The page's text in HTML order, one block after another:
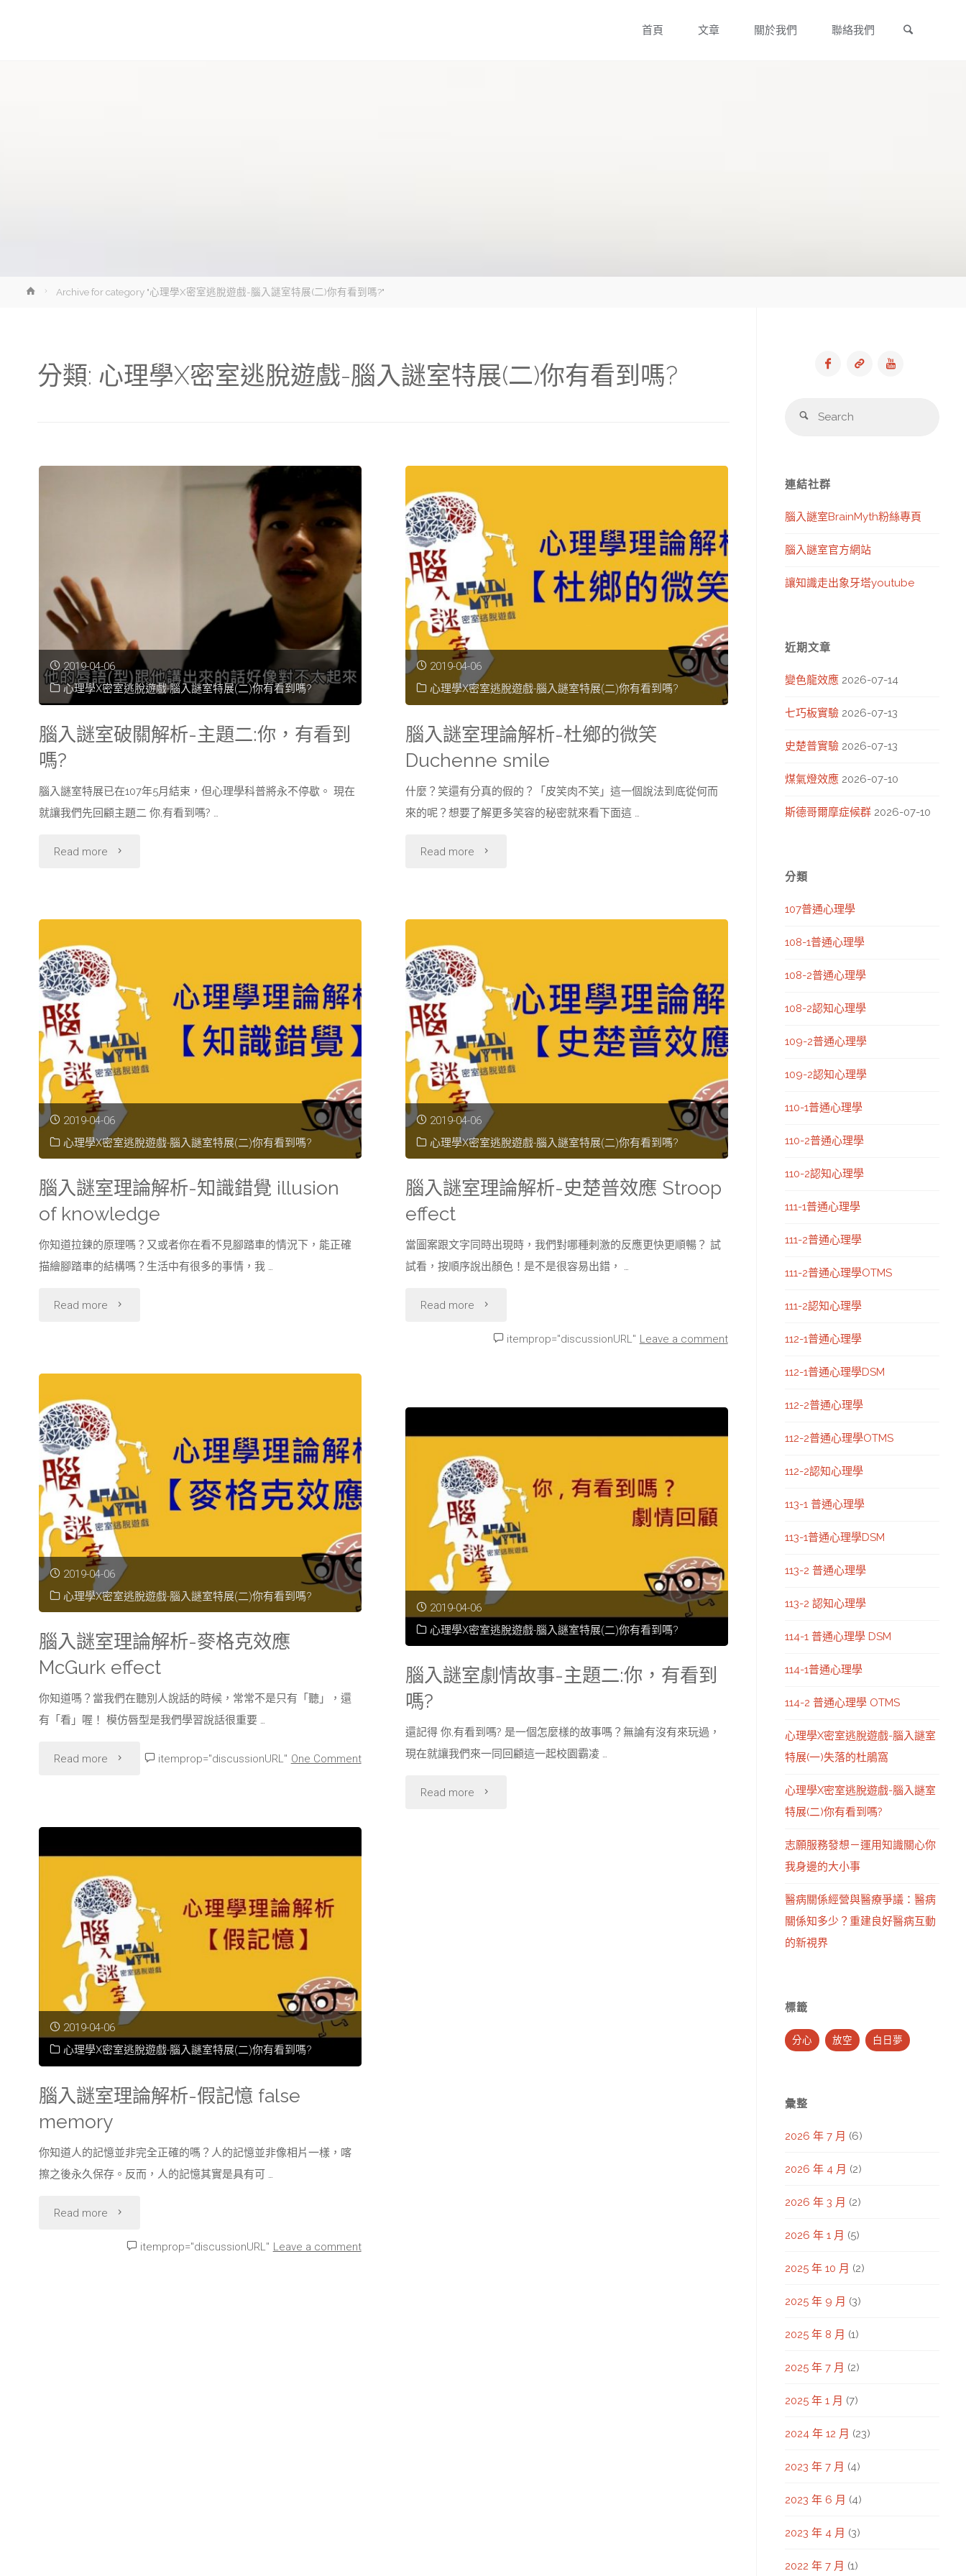
首頁 文章 關於我們 聯絡我們
HomeArchive for category "心理學X密室逃脫遊戲-腦入謎室特展(二)你有看到嗎?"
分類: 心理學X密室逃脫遊戲-腦入謎室特展(二)你有看到嗎?
2019-04-06
心理學X密室逃脫遊戲-腦入謎室特展(二)你有看到嗎?
腦入謎室破關解析-主題二:你，有看到
嗎?
腦入謎室特展已在107年5月結束，但心理學科普將永不停歇。 現在
就讓我們先回顧主題二 你,有看到嗎? …
Read more "腦
破
關
解
析-
題
你，
有
看
到
2019-04-06
心理學X密室逃脫遊戲-腦入謎室特展(二)你有看到嗎?
腦入謎室理論解析-杜鄉的微笑
Duchenne smile
什麼？笑還有分真的假的？「皮笑肉不笑」這一個說法到底從何而
來的呢？想要了解更多笑容的秘密就來看下面這 …
Read more "腦
理
論
解
析-
鄉
笑
Duchenne
smile"
2019-04-06
心理學X密室逃脫遊戲-腦入謎室特展(二)你有看到嗎?
腦入謎室理論解析-知識錯覺 illusion
of knowledge
你知道拉鍊的原理嗎？又或者你在看不見腳踏車的情況下，能正確
描繪腳踏車的結構嗎？生活中有很多的事情，我 …
Read more "腦
理
論
解
析-
識
illusion
of
knowledge"
2019-04-06
心理學X密室逃脫遊戲-腦入謎室特展(二)你有看到嗎?
腦入謎室理論解析-史楚普效應 Stroop
effect
當圖案跟文字同時出現時，我們對哪種刺激的反應更快更順暢？ 試
試看，按順序說出顏色！是不是很容易出錯， …
Read more "腦
理
論
解
析-
史
楚
普
Stroop
effect"
itemprop="discussionURL" Leave a comment
2019-04-06
心理學X密室逃脫遊戲-腦入謎室特展(二)你有看到嗎?
腦入謎室理論解析-麥格克效應
McGurk effect
你知道嗎？當我們在聽別人說話的時候，常常不是只有「聽」，還
有「看」喔！ 模仿唇型是我們學習說話很重要 …
Read more "腦
室
理
論
解
析-
麥
格
應
McGurk
effect"
itemprop="discussionURL" One Comment
2019-04-06
心理學X密室逃脫遊戲-腦入謎室特展(二)你有看到嗎?
腦入謎室劇情故事-主題二:你，有看到
嗎?
還記得 你,有看到嗎? 是一個怎麼樣的故事嗎？無論有沒有來玩過，
現在就讓我們來一同回顧這一起校園霸凌 …
Read more "腦
2019-04-06
心理學X密室逃脫遊戲-腦入謎室特展(二)你有看到嗎?
腦入謎室理論解析-假記憶 false
memory
你知道人的記憶並非完全正確的嗎？人的記憶並非像相片一樣，喀
擦之後永久保存。反而，人的記憶其實是具有可 …
Read more "腦
itemprop="discussionURL" Leave a comment
Search
連結社群
腦入謎室BrainMyth粉絲專頁
腦入謎室官方網站
讓知識走出象牙塔youtube
近期文章
變色龍效應 2026-07-14
七巧板實驗 2026-07-13
史楚普實驗 2026-07-13
煤氣燈效應 2026-07-10
斯德哥爾摩症候群 2026-07-10
分類
107普通心理學
108-1普通心理學
108-2普通心理學
108-2認知心理學
109-2普通心理學
109-2認知心理學
110-1普通心理學
110-2普通心理學
110-2認知心理學
111-1普通心理學
111-2普通心理學
111-2普通心理學OTMS
111-2認知心理學
112-1普通心理學
112-1普通心理學DSM
112-2普通心理學
112-2普通心理學OTMS
112-2認知心理學
113-1 普通心理學
113-1普通心理學DSM
113-2 普通心理學
113-2 認知心理學
114-1 普通心理學 DSM
114-1普通心理學
114-2 普通心理學 OTMS
心理學X密室逃脫遊戲-腦入謎室
特展(一)失落的杜鵑窩
心理學X密室逃脫遊戲-腦入謎室
特展(二)你有看到嗎?
志願服務發想－運用知識關心你
我身邊的大小事
醫病關係經營與醫療爭議：醫病
關係知多少？重建良好醫病互動
的新視界
標籤
分心 放空 白日夢
彙整
2026 年 7 月 (6)
2026 年 4 月 (2)
2026 年 3 月 (2)
2026 年 1 月 (5)
2025 年 10 月 (2)
2025 年 9 月 (3)
2025 年 8 月 (1)
2025 年 7 月 (2)
2025 年 1 月 (7)
2024 年 12 月 (23)
2023 年 7 月 (4)
2023 年 6 月 (4)
2023 年 4 月 (3)
2022 年 7 月 (1)